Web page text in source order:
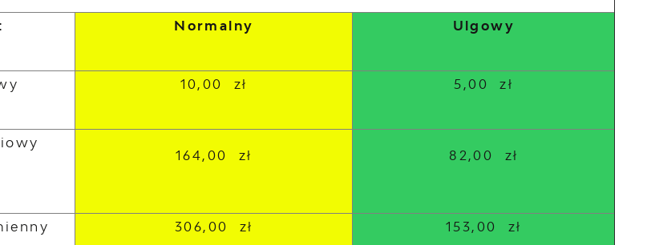
Normalny Ulgowy
10,00 zł 5,00 zł
164,00 zł 82,00 zł
306,00 zł 153,00 zł